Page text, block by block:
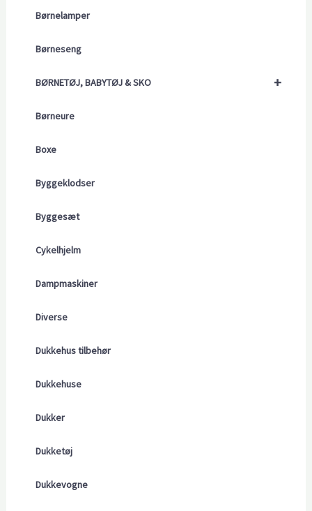
Børnelamper
Børneseng
+
BØRNETØJ, BABYTØJ & SKO
Børneure
Boxe
Byggeklodser
Byggesæt
Cykelhjelm
Dampmaskiner
Diverse
Dukkehus tilbehør
Dukkehuse
Dukker
Dukketøj
Dukkevogne